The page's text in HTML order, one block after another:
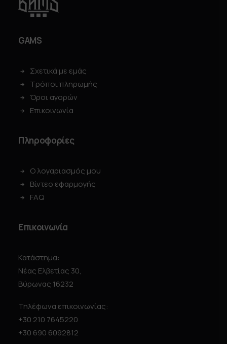
GAMS
Σχετικά με εμάς
Τρόποι πληρωμής
Όροι αγορών
Επικοινωνία
Πληροφορίες
Ο λογαριασμός μου
Βίντεο εφαρμογής
FAQ
Επικοινωνία
Κατάστημα:
Νέας Ελβετίας 30,
Βύρωνας 16232
Τηλέφωνα επικοινωνίας:
+30 210 7645220
+30 690 6092812